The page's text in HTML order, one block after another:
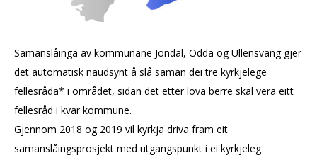
Samanslåinga av kommunane Jondal, Odda og Ullensvang gjer
det automatisk naudsynt å slå saman dei tre kyrkjelege
fellesråda* i området, sidan det etter lova berre skal vera eitt
fellesråd i kvar kommune.
Gjennom 2018 og 2019 vil kyrkja driva fram eit
samanslåingsprosjekt med utgangspunkt i ei kyrkjeleg